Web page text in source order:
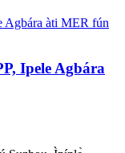
Ipele Agbára